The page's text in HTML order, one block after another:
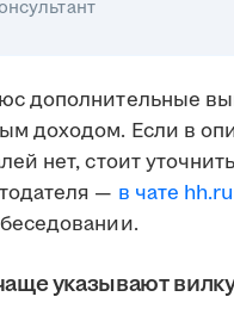
дополнительные
доходом. Если в
нет, стоит уточнить
— в чате hh.ru
указывают